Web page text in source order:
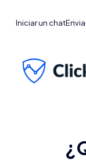
Iniciar un chat